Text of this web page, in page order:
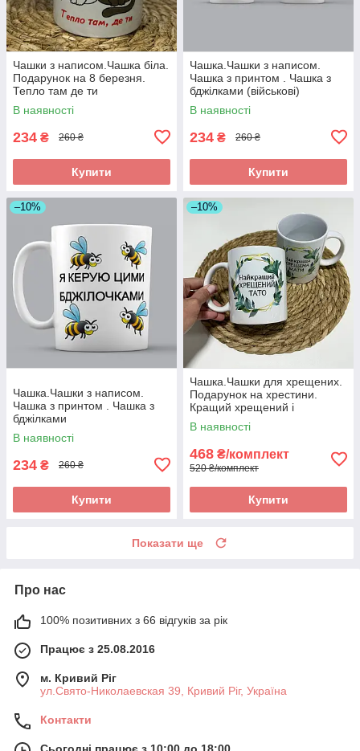
Чашки з написом.Чашка біла.
Подарунок на 8 березня.
Тепло там де ти
В наявності
234 ₴ 260 ₴
Купити
Чашка.Чашки з написом.
Чашка з принтом . Чашка з
бджілками (військові)
В наявності
234 ₴ 260 ₴
Купити
–10%
Чашка.Чашки з написом.
Чашка з принтом . Чашка з
бджілками
В наявності
234 ₴ 260 ₴
Купити
–10%
Чашка.Чашки для хрещених.
Подарунок на хрестини.
Кращий хрещений і
найкраща хресна
В наявності
468 ₴/комплект
520 ₴/комплект
Купити
Показати ще
Про нас
100% позитивних з 66 відгуків за рік
Працює з 25.08.2016
м. Кривий Ріг
ул.Свято-Николаевская 39, Кривий Ріг, Україна
Контакти
Сьогодні працює з 10:00 до 18:00